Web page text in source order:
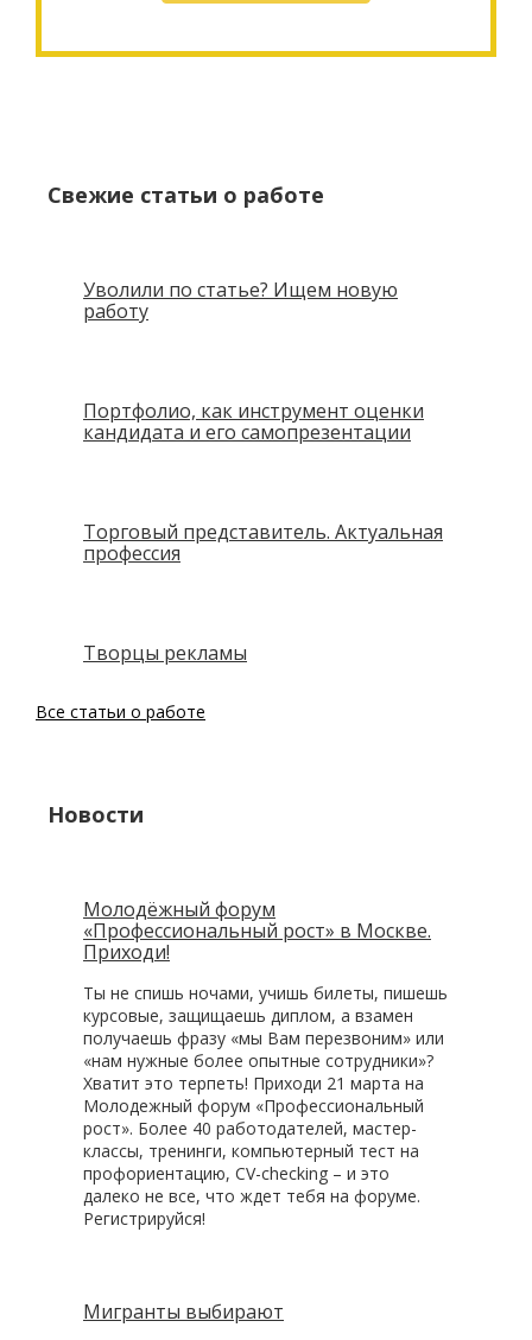
Свежие статьи о работе
Уволили по статье? Ищем новую
работу
Портфолио, как инструмент оценки
кандидата и его самопрезентации
Торговый представитель. Актуальная
профессия
Творцы рекламы
Все статьи о работе
Новости
Молодёжный форум
«Профессиональный рост» в Москве.
Приходи!
Ты не спишь ночами, учишь билеты, пишешь
курсовые, защищаешь диплом, а взамен
получаешь фразу «мы Вам перезвоним» или
«нам нужные более опытные сотрудники»?
Хватит это терпеть! Приходи 21 марта на
Молодежный форум «Профессиональный
рост». Более 40 работодателей, мастер-
классы, тренинги, компьютерный тест на
профориентацию, CV-checking – и это
далеко не все, что ждет тебя на форуме.
Регистрируйся!
Мигранты выбирают